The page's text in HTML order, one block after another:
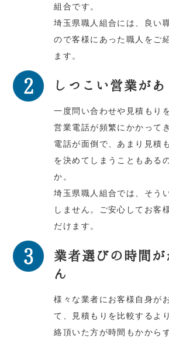
組合です。
埼玉県職人組合には、良い
ので客様にあった職人をご
ます。
しつこい営業が
一度問い合わせや見積もり
営業電話が頻繁にかかって
電話が面倒で、あまり見積
を決めてしまうこともある
か。
埼玉県職人組合では、そう
しません。ご安心してお客
だけます。
業者選びの時間
ん
様々な業者にお客様自身が
て、見積もりを比較するよ
絡頂いた方が時間もかから